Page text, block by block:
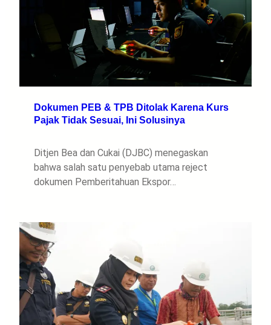
Dokumen PEB & TPB Ditolak Karena Kurs
Pajak Tidak Sesuai, Ini Solusinya
Ditjen Bea dan Cukai (DJBC) menegaskan
bahwa salah satu penyebab utama reject
dokumen Pemberitahuan Ekspor…